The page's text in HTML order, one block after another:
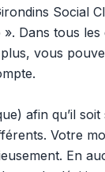
Social
Dans tous
vous
afin qu’il
Votre
En